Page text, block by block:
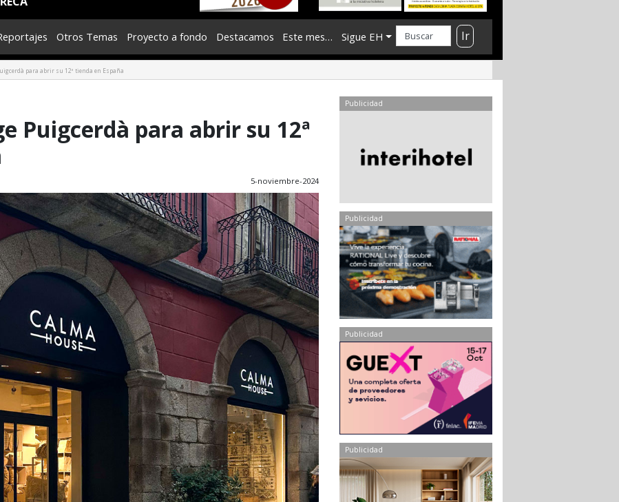
Otros Temas Proyecto a fondo Destacamos Este mes… Sigue EH Ir
para abrir su 12ª tienda en España
Puigcerdà para abrir su 12ª
5-noviembre-2024
Publicidad
Publicidad
Publicidad
Publicidad